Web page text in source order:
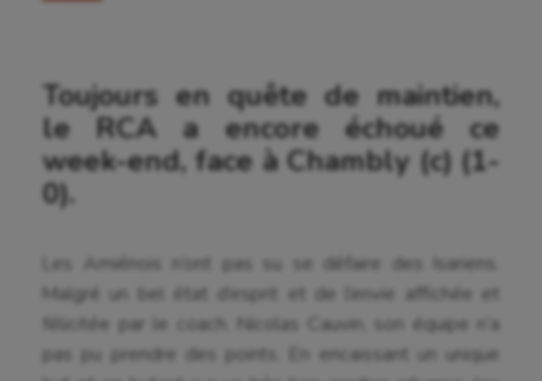
Toujours en quête de maintien,
le RCA a encore échoué ce
week-end, face à Chambly (c) (1-
0).
Les Amiénois n’ont pas su se défaire des Isariens.
Malgré un bel état d’esprit et de l’envie affichée et
félicitée par le coach, Nicolas Cauvin, son équipe n’a
pas pu prendre des points. En encaissant un unique